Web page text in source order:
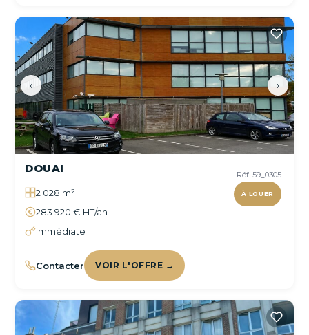
‹ ›
Réf. 59_0305
À LOUER
DOUAI
2 028 m²
283 920 € HT/an
Immédiate
Contacter VOIR L'OFFRE →